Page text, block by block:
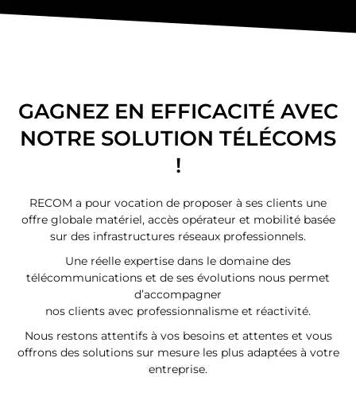
GAGNEZ EN EFFICACITÉ AVEC
NOTRE SOLUTION TÉLÉCOMS
!
RECOM a pour vocation de proposer à ses clients une
offre globale matériel, accès opérateur et mobilité basée
sur des infrastructures réseaux professionnels.
Une réelle expertise dans le domaine des
télécommunications et de ses évolutions nous permet
d’accompagner
nos clients avec professionnalisme et réactivité.
Nous restons attentifs à vos besoins et attentes et vous
offrons des solutions sur mesure les plus adaptées à votre
entreprise.